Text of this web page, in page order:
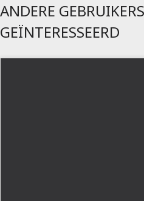
ANDERE
GEÏNTERESSEERD